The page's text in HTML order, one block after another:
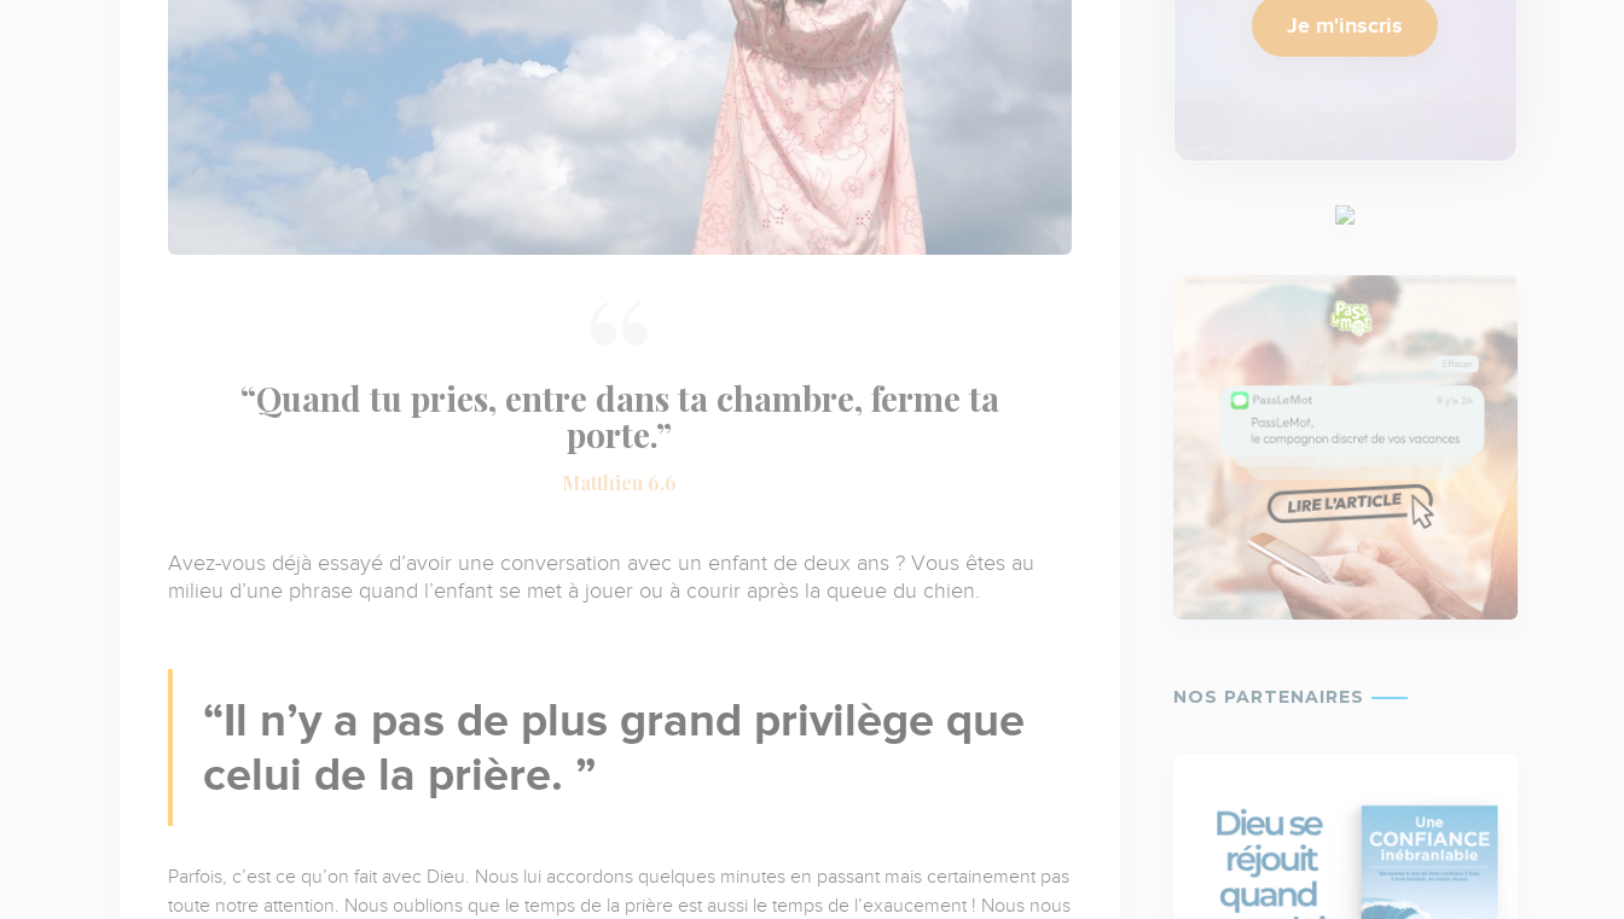
“Quand tu pries, entre dans ta chambre, ferme ta
porte.”
Matthieu 6.6
Avez-vous déjà essayé d’avoir une conversation avec un enfant de deux ans ? Vous êtes au
milieu d’une phrase quand l’enfant se met à jouer ou à courir après la queue du chien.
Il n’y a pas de plus grand privilège que
celui de la prière.
Parfois, c’est ce qu’on fait avec Dieu. Nous lui accordons quelques minutes en passant mais certainement pas
toute notre attention. Nous oublions que le temps de la prière est aussi le temps de l’exaucement ! Nous nous
Je m'inscris